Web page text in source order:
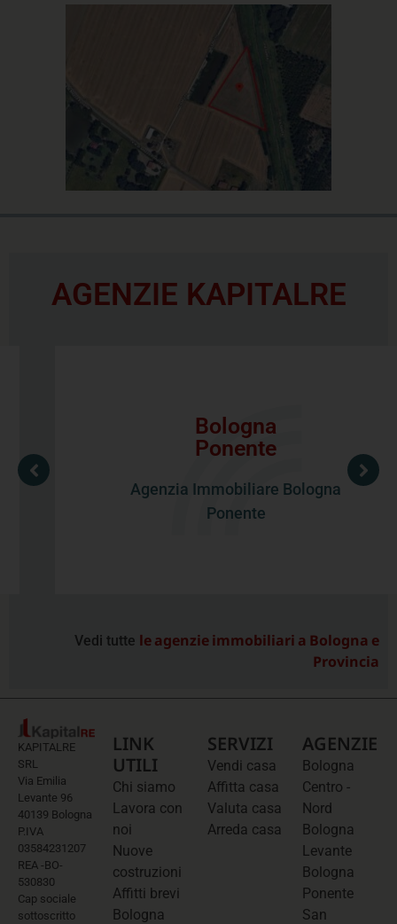
AGENZIE KAPITALRE
Bologna
Ponente
Agenzia Immobiliare Bologna
Ponente
Agenzia Immobiliare Bologna Ponente
Via Olindo Guerrini 26/a
Vedi tutte le agenzie immobiliari a Bologna e
Provincia
KAPITALRE
SRL
Via Emilia
Levante 96
40139 Bologna
P.IVA
03584231207
REA -BO-
530830
Cap sociale
sottoscritto
LINK
UTILI
Chi siamo
Lavora con
noi
Nuove
costruzioni
Affitti brevi
Bologna
SERVIZI
Vendi casa
Affitta casa
Valuta casa
Arreda casa
AGENZIE
Bologna
Centro -
Nord
Bologna
Levante
Bologna
Ponente
San